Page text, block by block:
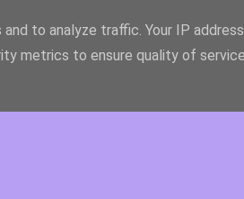
to analyze traffic. Your IP
metrics to ensure quality of